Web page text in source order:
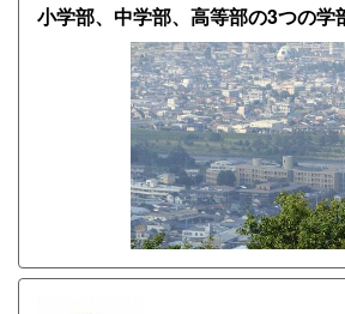
小学部、中学部、高等部の3つの学